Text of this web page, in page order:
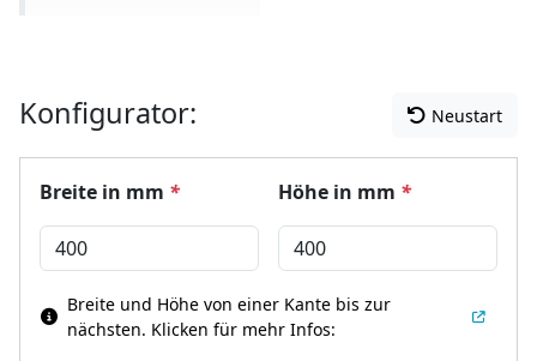
Konfigurator: Neustart
Breite in mm * Höhe in mm *
Breite und Höhe von einer Kante bis zur
nächsten. Klicken für mehr Infos: